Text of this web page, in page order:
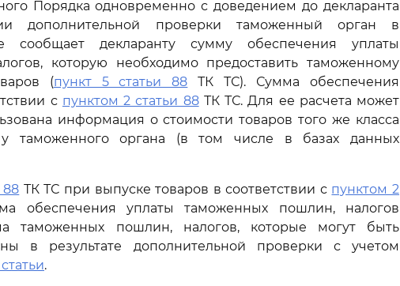
Порядка одновременно с доведением до декларанта
дополнительной проверки таможенный орган в
сообщает декларанту сумму обеспечения уплаты
которую необходимо предоставить таможенному
(пункт 5 статьи 88 ТК ТС). Сумма обеспечения
с пунктом 2 статьи 88ТК ТС. Для ее расчета может
информация о стоимости товаров того же класса
таможенного органа (в том числе в базах данных
88 ТК ТС при выпуске товаров в соответствии с пунктом 2
обеспечения уплаты таможенных пошлин, налогов
таможенных пошлин, налогов, которые могут быть
в результате дополнительной проверки с учетом
.